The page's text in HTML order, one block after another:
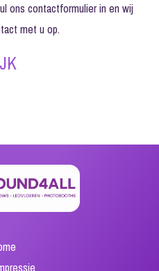
ons contactformulier in en wij
met u op.